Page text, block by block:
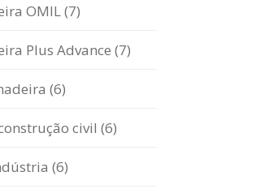
OMIL (7)
Plus Advance (7)
(6)
civil (6)
(6)